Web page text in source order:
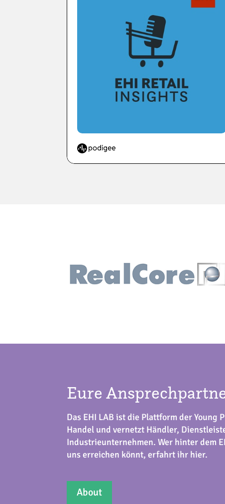
Eure
Das EHI LAB ist die Plattform der Young
Handel und vernetzt Händler,
Industrieunternehmen. Wer hinter dem
uns erreichen könnt, erfahrt ihr hier.
About